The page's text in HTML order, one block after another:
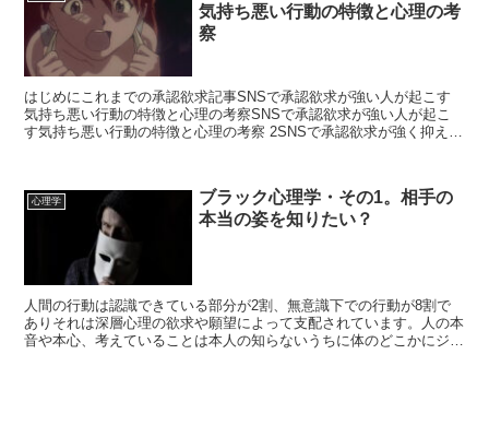
気持ち悪い行動の特徴と心理の考
察
はじめにこれまでの承認欲求記事SNSで承認欲求が強い人が起こす
気持ち悪い行動の特徴と心理の考察SNSで承認欲求が強い人が起こ
す気持ち悪い行動の特徴と心理の考察 2SNSで承認欲求が強く抑えら
心理学
ブラック心理学・その1。相手の
本当の姿を知りたい？
人間の行動は認識できている部分が2割、無意識下での行動が8割で
ありそれは深層心理の欲求や願望によって支配されています。人の本
音や本心、考えていることは本人の知らないうちに体のどこかにジェ